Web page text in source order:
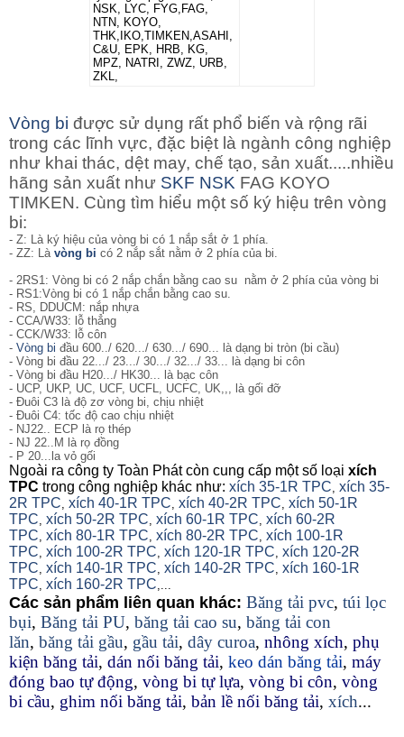
NSK, LYC, FYG,FAG,
NTN, KOYO,
THK,IKO,TIMKEN,ASAHI,
C&U, EPK, HRB, KG,
MPZ, NATRI, ZWZ, URB,
ZKL,
Vòng bi được sử dụng rất phổ biến và rộng rãi
trong các lĩnh vực, đặc biệt là ngành công nghiệp
như khai thác, dệt may, chế tạo, sản xuất.....nhiều
hãng sản xuất như SKF NSK FAG KOYO
TIMKEN. Cùng tìm hiểu một số ký hiệu trên vòng
bi:
- Z: Là ký hiệu của vòng bi có 1 nắp sắt ở 1 phía.
- ZZ: Là vòng bi có 2 nắp sắt nằm ở 2 phía của bi.
- 2RS1: Vòng bi có 2 nắp chắn bằng cao su nằm ở 2 phía của vòng bi
- RS1:Vòng bi có 1 nắp chắn bằng cao su.
- RS, DDUCM: nắp nhựa
- CCA/W33: lỗ thẳng
- CCK/W33: lỗ côn
- Vòng bi đầu 600../ 620.../ 630.../ 690... là dạng bi tròn (bi cầu)
- Vòng bi đầu 22.../ 23.../ 30.../ 32.../ 33... là dạng bi côn
- Vòng bi đầu H20.../ HK30... là bạc côn
- UCP, UKP, UC, UCF, UCFL, UCFC, UK,,, là gối đỡ
- Đuôi C3 là độ zơ vòng bi, chịu nhiệt
- Đuôi C4: tốc độ cao chịu nhiệt
- NJ22.. ECP là rọ thép
- NJ 22..M là rọ đồng
- P 20...la vỏ gối
Ngoài ra công ty Toàn Phát còn cung cấp một số loại xích
TPC trong công nghiệp khác như: xích 35-1R TPC, xích 35-
2R TPC, xích 40-1R TPC, xích 40-2R TPC, xích 50-1R
TPC, xích 50-2R TPC, xích 60-1R TPC, xích 60-2R
TPC, xích 80-1R TPC, xích 80-2R TPC, xích 100-1R
TPC, xích 100-2R TPC, xích 120-1R TPC, xích 120-2R
TPC, xích 140-1R TPC, xích 140-2R TPC, xích 160-1R
TPC, xích 160-2R TPC,...
Các sản phẩm liên quan khác: Băng tải pvc, túi lọc
bụi, Băng tải PU, băng tải cao su, băng tải con
lăn, băng tải gầu, gầu tải, dây curoa, nhông xích, phụ
kiện băng tải, dán nối băng tải, keo dán băng tải, máy
đóng bao tự động, vòng bi tự lựa, vòng bi côn, vòng
bi cầu, ghim nối băng tải, bản lề nối băng tải, xích...